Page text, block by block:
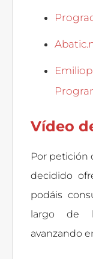
Vídeo
Por petición
decidido
podáis
largo de
avanzando